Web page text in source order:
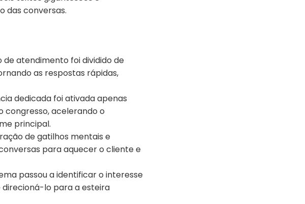
das conversas.
de atendimento foi dividido de
as respostas rápidas,
dedicada foi ativada apenas
congresso, acelerando o
principal.
de gatilhos mentais e
para aquecer o cliente e
passou a identificar o interesse
lo para a esteira